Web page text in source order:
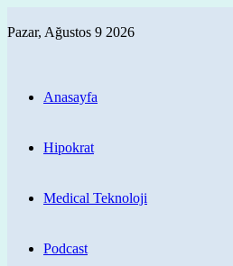
Pazar, Ağustos 9 2026
Anasayfa
Hipokrat
Medical Teknoloji
Podcast